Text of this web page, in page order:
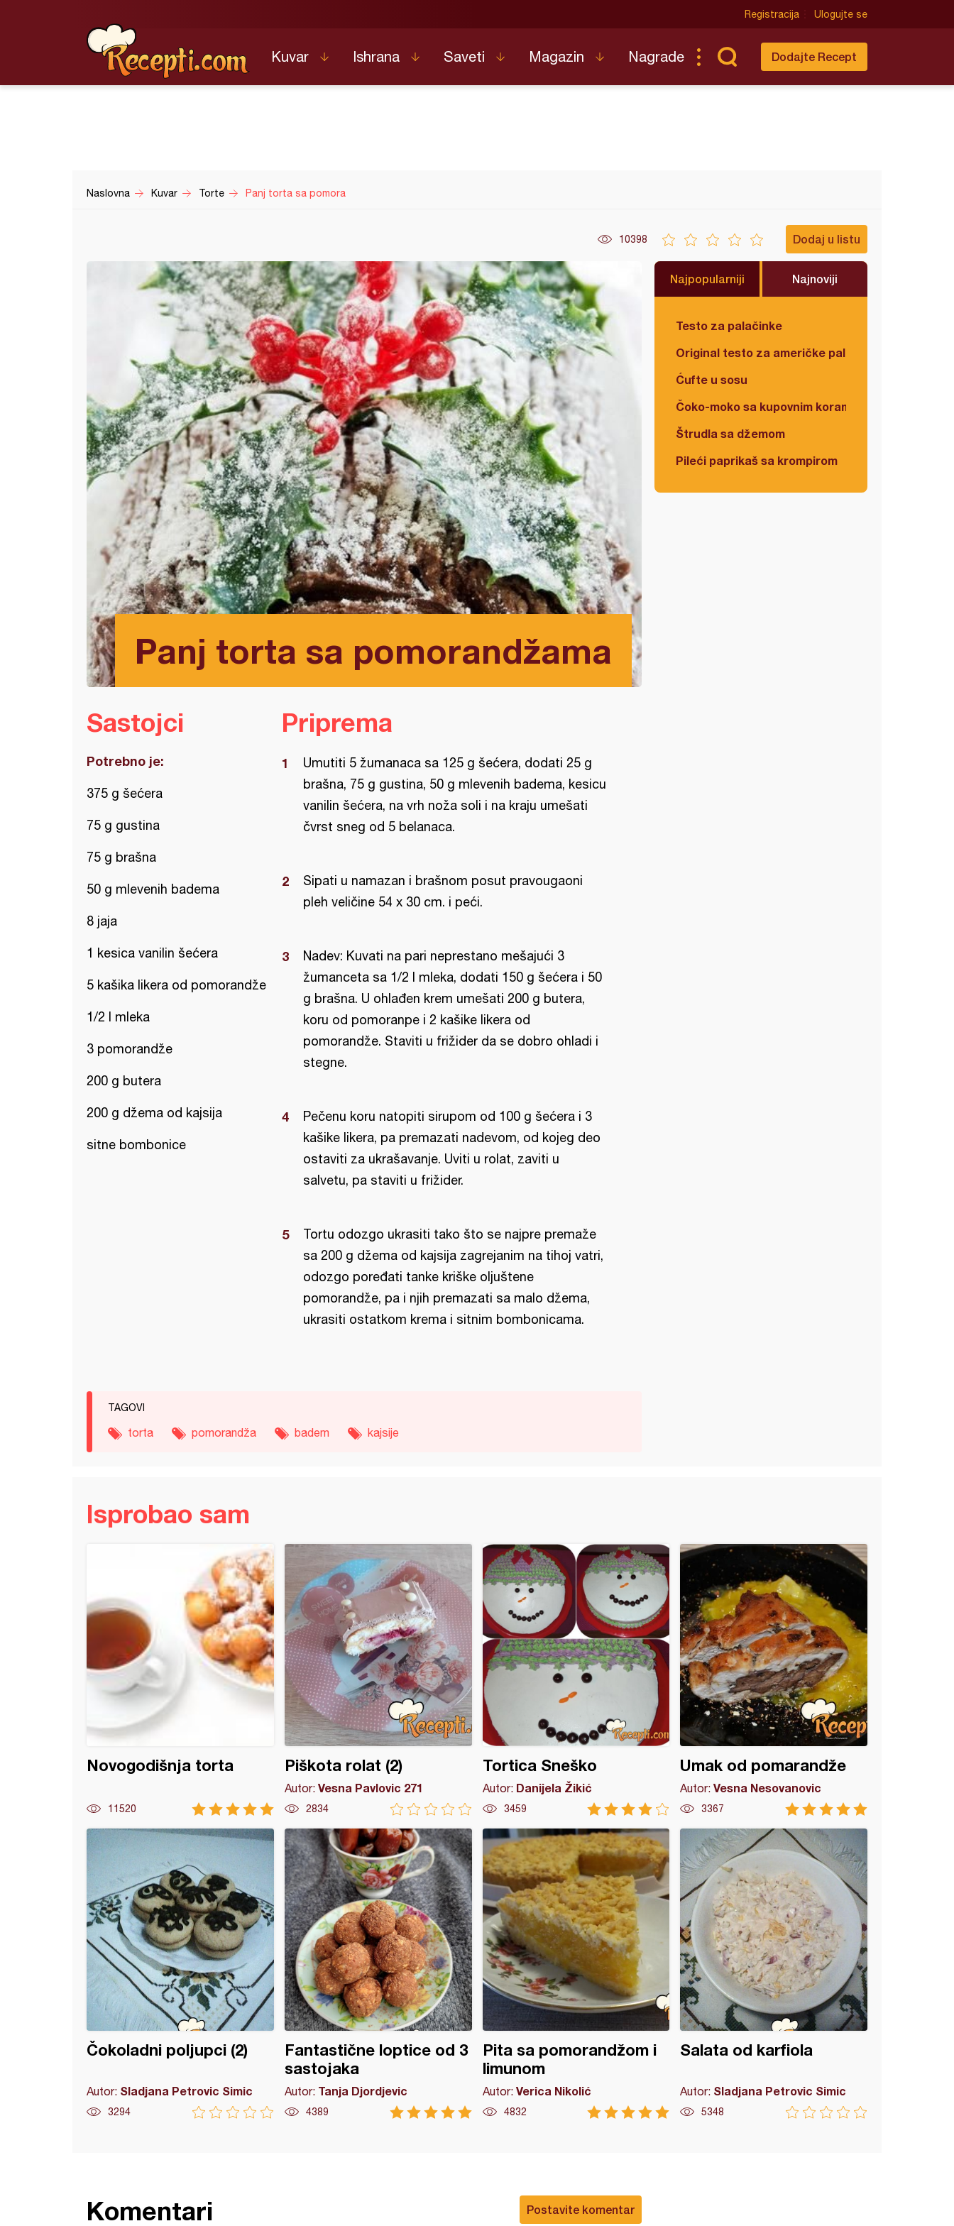
Registracija Ulogujte se
Kuvar Ishrana Saveti Magazin Nagrade Dodajte Recept
Naslovna Kuvar Torte Panj torta sa pomora
10398 Dodaj u listu
Panj torta sa pomorandžama
Najpopularniji Najnoviji
Testo za palačinke
Original testo za američke palačinke
Ćufte u sosu
Čoko-moko sa kupovnim korama
Štrudla sa džemom
Pileći paprikaš sa krompirom
Sastojci
Potrebno je:
375 g šećera
75 g gustina
75 g brašna
50 g mlevenih badema
8 jaja
1 kesica vanilin šećera
5 kašika likera od pomorandže
1/2 l mleka
3 pomorandže
200 g butera
200 g džema od kajsija
sitne bombonice
Priprema
Umutiti 5 žumanaca sa 125 g šećera, dodati 25 g
brašna, 75 g gustina, 50 g mlevenih badema, kesicu
vanilin šećera, na vrh noža soli i na kraju umešati
čvrst sneg od 5 belanaca.
Sipati u namazan i brašnom posut pravougaoni
pleh veličine 54 x 30 cm. i peći.
Nadev: Kuvati na pari neprestano mešajući 3
žumanceta sa 1/2 l mleka, dodati 150 g šećera i 50
g brašna. U ohlađen krem umešati 200 g butera,
koru od pomoranpe i 2 kašike likera od
pomorandže. Staviti u frižider da se dobro ohladi i
stegne.
Pečenu koru natopiti sirupom od 100 g šećera i 3
kašike likera, pa premazati nadevom, od kojeg deo
ostaviti za ukrašavanje. Uviti u rolat, zaviti u
salvetu, pa staviti u frižider.
Tortu odozgo ukrasiti tako što se najpre premaže
sa 200 g džema od kajsija zagrejanim na tihoj vatri,
odozgo poređati tanke kriške oljuštene
pomorandže, pa i njih premazati sa malo džema,
ukrasiti ostatkom krema i sitnim bombonicama.
TAGOVI
torta pomorandža badem kajsije
Isprobao sam
Novogodišnja torta
11520
Piškota rolat (2)
Autor: Vesna Pavlovic 271
2834
Tortica Sneško
Autor: Danijela Žikić
3459
Umak od pomarandže
Autor:Vesna Nesovanovic
3367
Čokoladni poljupci (2)
Autor: Sladjana Petrovic Simic
3294
Fantastične loptice od 3
sastojaka
Autor: Tanja Djordjevic
4389
Pita sa pomorandžom i
limunom
Autor: Verica Nikolić
4832
Salata od karfiola
Autor: Sladjana Petrovic Simic
5348
Postavite komentar
Komentari